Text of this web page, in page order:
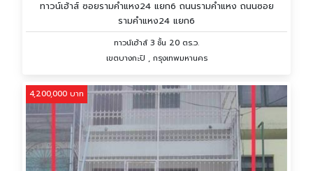
ทาวน์เฮ้าส์ ซอยรามคำแหง24 แยก6 ถนนรามคำแหง ถนนซอย
รามคำแหง24 แยก6
ทาวน์เฮ้าส์ 3 ชั้น 20 ตร.ว.
เขตบางกะปิ , กรุงเทพมหานคร
4,200,000 บาท